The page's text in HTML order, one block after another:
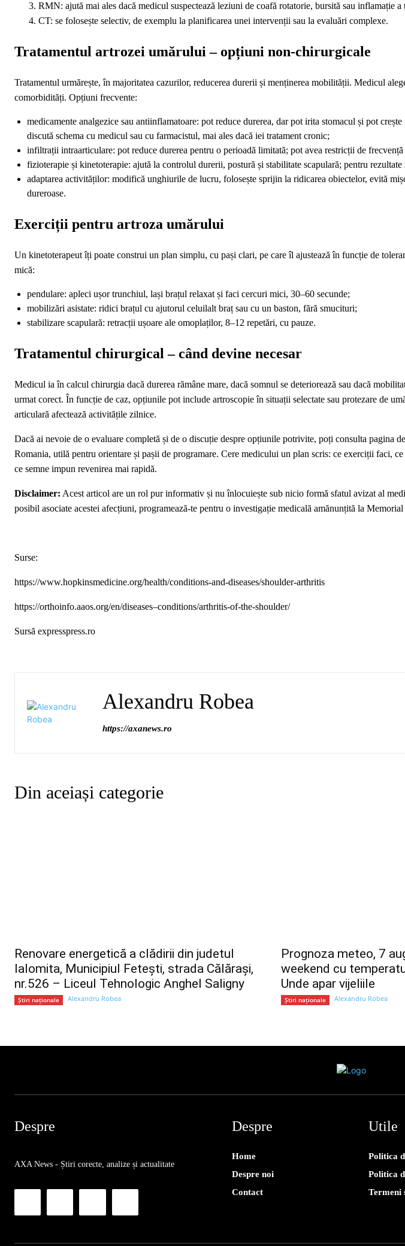
RMN: ajută mai ales dacă medicul suspectează leziuni de coafă rotatorie, bursită sau inflamație
CT: se folosește selectiv, de exemplu la planificarea unei intervenții sau la evaluări complexe.
Tratamentul artrozei umărului – opțiuni non-chirurgicale
Tratamentul urmărește, în majoritatea cazurilor, reducerea durerii și menținerea mobilității. Medicul
comorbidități. Opțiuni frecvente:
medicamente analgezice sau antiinflamatoare: pot reduce durerea, dar pot irita stomacul și pot
discută schema cu medicul sau cu farmacistul, mai ales dacă iei tratament cronic;
infiltrații intraarticulare: pot reduce durerea pentru o perioadă limitată; pot avea restricții de
fizioterapie și kinetoterapie: ajută la controlul durerii, postură și stabilitate scapulară; pentru rezultate
adaptarea activităților: modifică unghiurile de lucru, folosește sprijin la ridicarea obiectelor, evită
dureroase.
Exerciții pentru artroza umărului
Un kinetoterapeut îți poate construi un plan simplu, cu pași clari, pe care îl ajustează în funcție de
mică:
pendulare: apleci ușor trunchiul, lași brațul relaxat și faci cercuri mici, 30–60 secunde;
mobilizări asistate: ridici brațul cu ajutorul celuilalt braț sau cu un baston, fără smucituri;
stabilizare scapulară: retracții ușoare ale omoplaților, 8–12 repetări, cu pauze.
Tratamentul chirurgical – când devine necesar
Medicul ia în calcul chirurgia dacă durerea rămâne mare, dacă somnul se deteriorează sau dacă
urmat corect. În funcție de caz, opțiunile pot include artroscopie în situații selectate sau protezare de
articulară afectează activitățile zilnice.
Dacă ai nevoie de o evaluare completă și de o discuție despre opțiunile potrivite, poți consulta pagina
Romania, utilă pentru orientare și pașii de programare. Cere medicului un plan scris: ce exerciții faci,
ce semne impun revenirea mai rapidă.
Disclaimer: Acest articol are un rol pur informativ și nu înlocuiește sub nicio formă sfatul avizat al
posibil asociate acestei afecțiuni, programează-te pentru o investigație medicală amănunțită la
Surse:
https://www.hopkinsmedicine.org/health/conditions-and-diseases/shoulder-arthritis
https://orthoinfo.aaos.org/en/diseases–conditions/arthritis-of-the-shoulder/
Sursă expresspress.ro
Alexandru Robea
https://axanews.ro
Din aceiași categorie
Renovare energetică a clădirii din judetul
Ialomita, Municipiul Fetești, strada Călărași,
nr.526 – Liceul Tehnologic Anghel Saligny
Știri naționale Alexandru Robea
Prognoza meteo, 7
weekend cu
Unde apar vijeliile
Știri naționale Alexandru Robea
Despre
AXA News - Știri corecte, analize și actualitate
Despre
Home
Despre noi
Contact
Utile
Politica
Politica
Termeni